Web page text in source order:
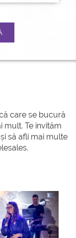
care se bucură
mult. Te invităm
să afli mai multe